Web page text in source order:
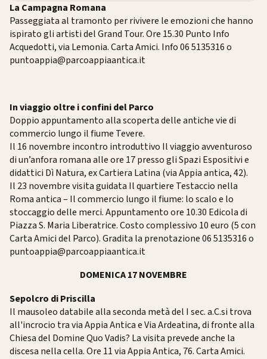
La Campagna Romana
Passeggiata al tramonto per rivivere le emozioni che hanno
ispirato gli artisti del Grand Tour. Ore 15.30 Punto Info
Acquedotti, via Lemonia. Carta Amici. Info 06 5135316 o
puntoappia@parcoappiaantica.it
In viaggio oltre i confini del Parco
Doppio appuntamento alla scoperta delle antiche vie di
commercio lungo il fiume Tevere.
Il 16 novembre incontro introduttivo Il viaggio avventuroso
di un’anfora romana alle ore 17 presso gli Spazi Espositivi e
didattici Dì Natura, ex Cartiera Latina (via Appia antica, 42).
Il 23 novembre visita guidata Il quartiere Testaccio nella
Roma antica – Il commercio lungo il fiume: lo scalo e lo
stoccaggio delle merci. Appuntamento ore 10.30 Edicola di
Piazza S. Maria Liberatrice. Costo complessivo 10 euro (5 con
Carta Amici del Parco). Gradita la prenotazione 06 5135316 o
puntoappia@parcoappiaantica.it
DOMENICA 17 NOVEMBRE
Sepolcro di Priscilla
Il mausoleo databile alla seconda metà del I sec. a.C.si trova
all'incrocio tra via Appia Antica e Via Ardeatina, di fronte alla
Chiesa del Domine Quo Vadis? La visita prevede anche la
discesa nella cella. Ore 11 via Appia Antica, 76. Carta Amici.